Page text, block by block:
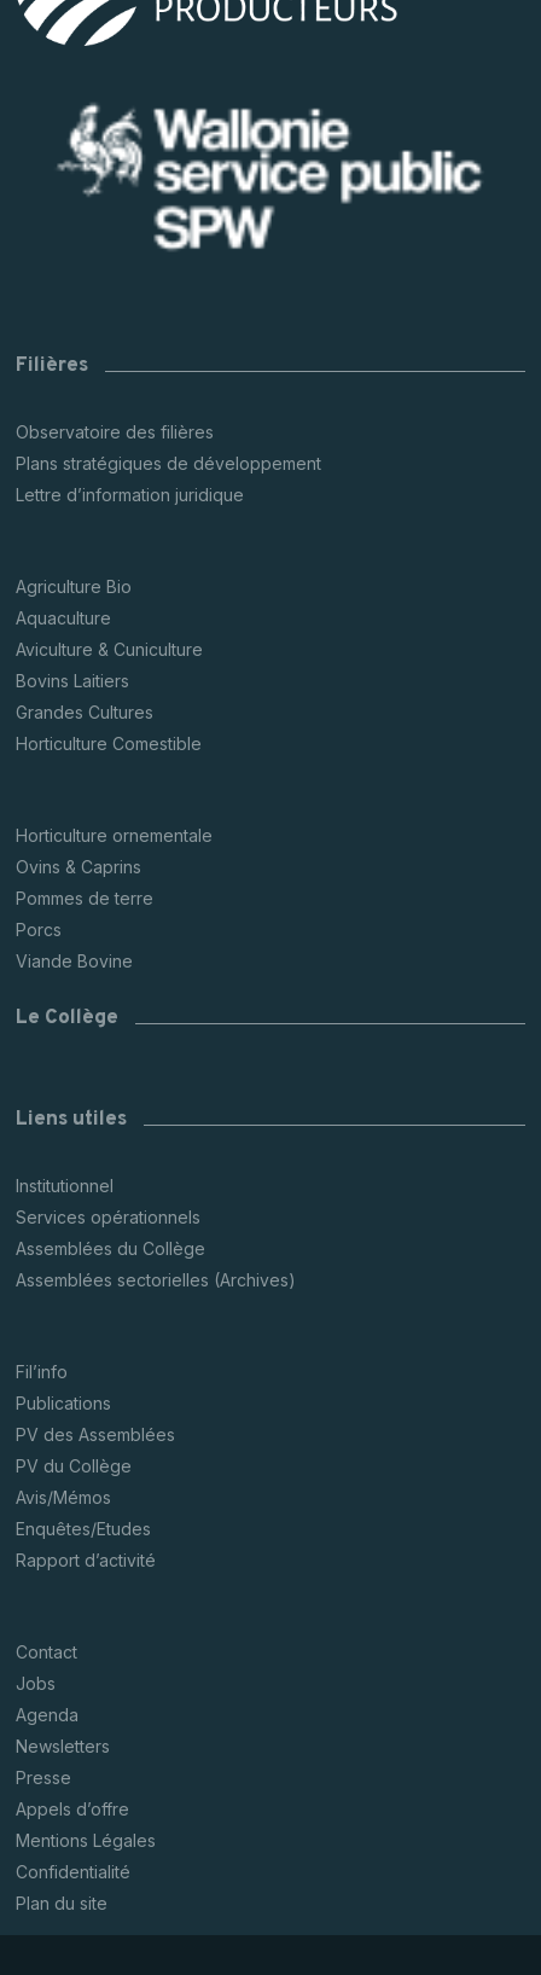
Filières
Observatoire des filières
Plans stratégiques de développement
Lettre d’information juridique
Agriculture Bio
Aquaculture
Aviculture & Cuniculture
Bovins Laitiers
Grandes Cultures
Horticulture Comestible
Horticulture ornementale
Ovins & Caprins
Pommes de terre
Porcs
Viande Bovine
Le Collège
Liens utiles
Institutionnel
Services opérationnels
Assemblées du Collège
Assemblées sectorielles (Archives)
Fil’info
Publications
PV des Assemblées
PV du Collège
Avis/Mémos
Enquêtes/Etudes
Rapport d’activité
Contact
Jobs
Agenda
Newsletters
Presse
Appels d’offre
Mentions Légales
Confidentialité
Plan du site